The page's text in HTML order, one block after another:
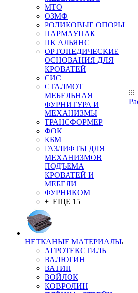
MTO
ОЗМФ
РОЛИКОВЫЕ ОПОРЫ
ПАРМАУПАК
ПК АЛЬЯНС
ОРТОПЕДИЧЕСКИЕ
ОСНОВАНИЯ ДЛЯ
КРОВАТЕЙ
СИС
СТАЛМОТ
МЕБЕЛЬНАЯ
ФУРНИТУРА И
МЕХАНИЗМЫ
ТРАНСФОРМЕР
ФОК
КБМ
ГАЗЛИФТЫ ДЛЯ
МЕХАНИЗМОВ
ПОДЪЕМА
КРОВАТЕЙ И
МЕБЕЛИ
ФУРНИКОМ
+ ЕЩЕ 15
НЕТКАНЫЕ МАТЕРИАЛЫ
АГРОТЕКСТИЛЬ
ВАЛЮТИН
ВАТИН
ВОЙЛОК
КОВРОЛИН